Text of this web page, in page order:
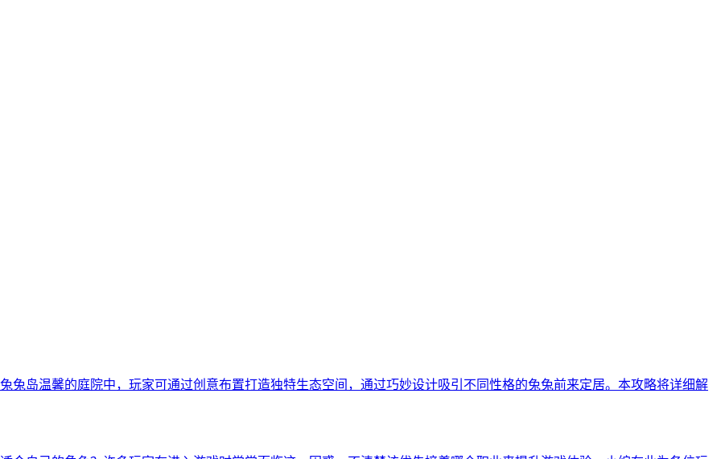
兔岛温馨的庭院中，玩家可通过创意布置打造独特生态空间，通过巧妙设计吸引不同性格的兔兔前来定居。本攻略将详细解